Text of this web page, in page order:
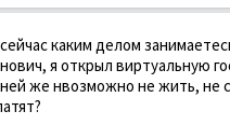
каким делом
я открыл виртуальную
же нвозможно не жить, не